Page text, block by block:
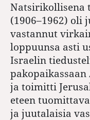
Natsirikollisena
(1906–1962) oli
vastannut
loppuunsa asti
Israelin
pakopaikassaan
ja toimitti
eteen
ja juutalaisia